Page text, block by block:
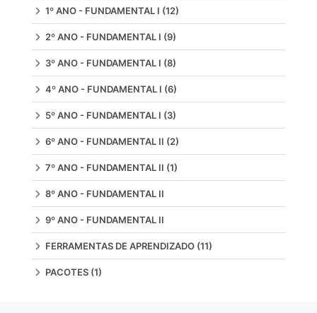
1º ANO - FUNDAMENTAL I (12)
2º ANO - FUNDAMENTAL I (9)
3º ANO - FUNDAMENTAL I (8)
4º ANO - FUNDAMENTAL I (6)
5º ANO - FUNDAMENTAL I (3)
6º ANO - FUNDAMENTAL II (2)
7º ANO - FUNDAMENTAL II (1)
8º ANO - FUNDAMENTAL II
9º ANO - FUNDAMENTAL II
FERRAMENTAS DE APRENDIZADO (11)
PACOTES (1)